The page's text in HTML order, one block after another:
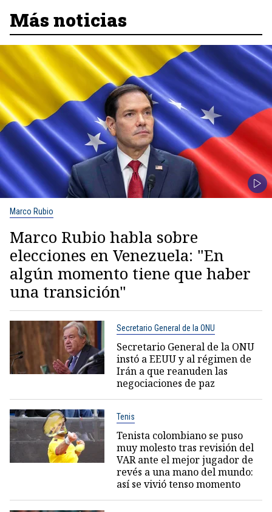
Más noticias
Marco Rubio
Marco Rubio habla sobre
elecciones en Venezuela: "En
algún momento tiene que haber
una transición"
Secretario General de la ONU
Secretario General de la ONU
instó a EEUU y al régimen de
Irán a que reanuden las
negociaciones de paz
Tenis
Tenista colombiano se puso
muy molesto tras revisión del
VAR ante el mejor jugador de
revés a una mano del mundo:
así se vivió tenso momento